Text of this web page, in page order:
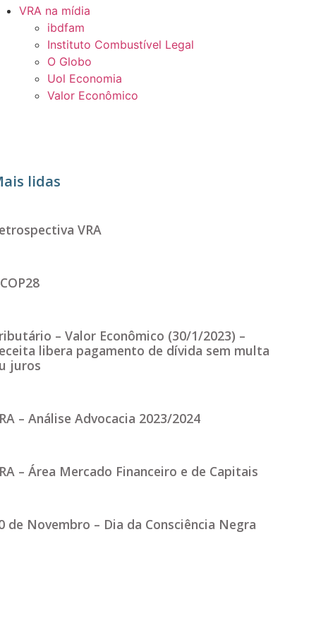
VRA na mídia
ibdfam
Instituto Combustível Legal
O Globo
Uol Economia
Valor Econômico
lidas
VRA
– Valor Econômico (30/1/2023) –
libera pagamento de dívida sem multa
juros
– Análise Advocacia 2023/2024
– Área Mercado Financeiro e de Capitais
de Novembro – Dia da Consciência Negra